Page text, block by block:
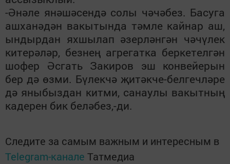
-Әнәле янәшәсендә солы чәчәбез. Басуга
ашханәдән вакытында тәмле кайнар аш,
ындырдан яхшылап әзерләнгән чәчүлек
китерәләр, безнең агрегатка беркетелгән
шофер Әсгать Закиров эш конвейерын
бер дә өзми. Бүлекчә җитәкче-белгечләре
дә яныбыздан китми, санаулы вакытның
кадерен бик беләбез,-ди.
Следите за самым важным и интересным в
Telegram-канале Татмедиа